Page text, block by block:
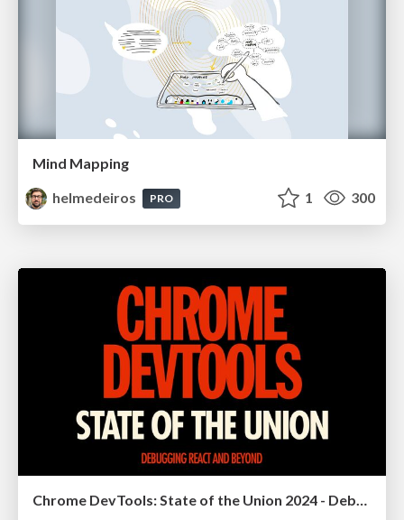
Mind Mapping
helmedeiros
PRO 1 300